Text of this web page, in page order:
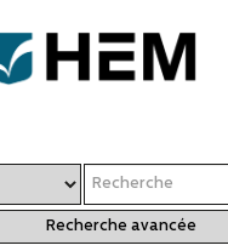
Recherche avancée